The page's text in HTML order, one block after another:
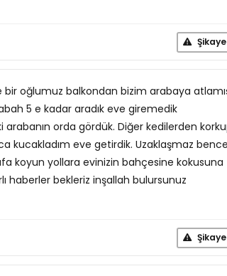
bir oğlumuz balkondan bizim arabaya
5 e kadar aradık eve giremedik
arabanın orda gördük. Diğer kedilerden
kucakladım eve getirdik. Uzaklaşmaz
koyun yollara evinizin bahçesine kokusuna
haberler bekleriz inşallah bulursunuz